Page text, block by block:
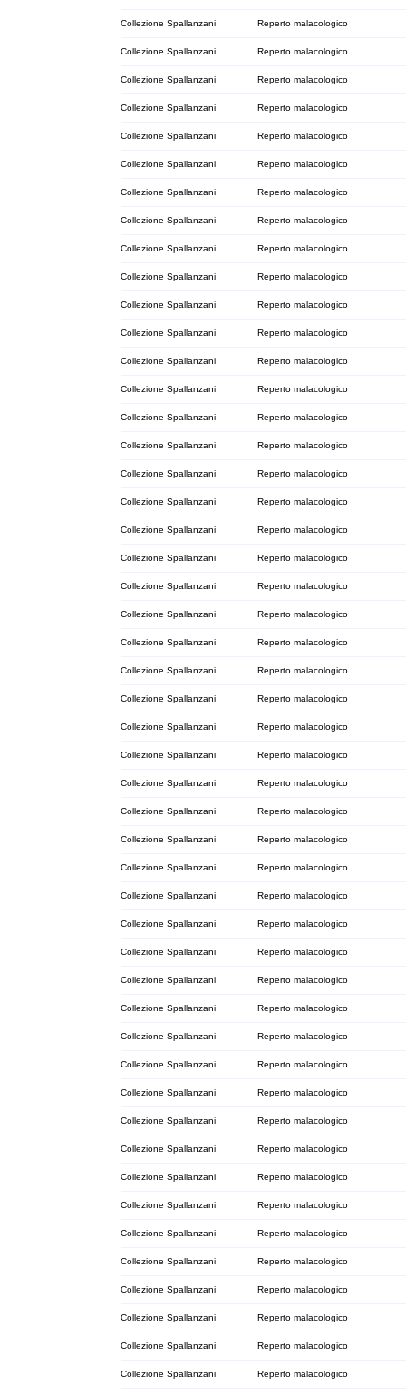
Collezione Spallanzani Reperto malacologico
Collezione Spallanzani Reperto malacologico
Collezione Spallanzani Reperto malacologico
Collezione Spallanzani Reperto malacologico
Collezione Spallanzani Reperto malacologico
Collezione Spallanzani Reperto malacologico
Collezione Spallanzani Reperto malacologico
Collezione Spallanzani Reperto malacologico
Collezione Spallanzani Reperto malacologico
Collezione Spallanzani Reperto malacologico
Collezione Spallanzani Reperto malacologico
Collezione Spallanzani Reperto malacologico
Collezione Spallanzani Reperto malacologico
Collezione Spallanzani Reperto malacologico
Collezione Spallanzani Reperto malacologico
Collezione Spallanzani Reperto malacologico
Collezione Spallanzani Reperto malacologico
Collezione Spallanzani Reperto malacologico
Collezione Spallanzani Reperto malacologico
Collezione Spallanzani Reperto malacologico
Collezione Spallanzani Reperto malacologico
Collezione Spallanzani Reperto malacologico
Collezione Spallanzani Reperto malacologico
Collezione Spallanzani Reperto malacologico
Collezione Spallanzani Reperto malacologico
Collezione Spallanzani Reperto malacologico
Collezione Spallanzani Reperto malacologico
Collezione Spallanzani Reperto malacologico
Collezione Spallanzani Reperto malacologico
Collezione Spallanzani Reperto malacologico
Collezione Spallanzani Reperto malacologico
Collezione Spallanzani Reperto malacologico
Collezione Spallanzani Reperto malacologico
Collezione Spallanzani Reperto malacologico
Collezione Spallanzani Reperto malacologico
Collezione Spallanzani Reperto malacologico
Collezione Spallanzani Reperto malacologico
Collezione Spallanzani Reperto malacologico
Collezione Spallanzani Reperto malacologico
Collezione Spallanzani Reperto malacologico
Collezione Spallanzani Reperto malacologico
Collezione Spallanzani Reperto malacologico
Collezione Spallanzani Reperto malacologico
Collezione Spallanzani Reperto malacologico
Collezione Spallanzani Reperto malacologico
Collezione Spallanzani Reperto malacologico
Collezione Spallanzani Reperto malacologico
Collezione Spallanzani Reperto malacologico
Collezione Spallanzani Reperto malacologico